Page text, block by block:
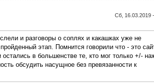
Сб, 16.03.2019
и разговоры о соплях и какашках уже не
этап. Помнится говорили что - это
в большенстве те, кто мог только +/-
обсудить насущное без превязанности к